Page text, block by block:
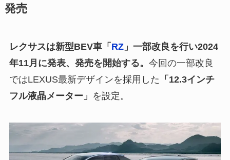
発売
レクサスは新型BEV車「 RZ」一部改良を行い2024
年11月に発表、発売を開始する。 今回の一部改良
ではLEXUS最新デザインを採用した 「12.3インチ
フル液晶メーター」 を設定。